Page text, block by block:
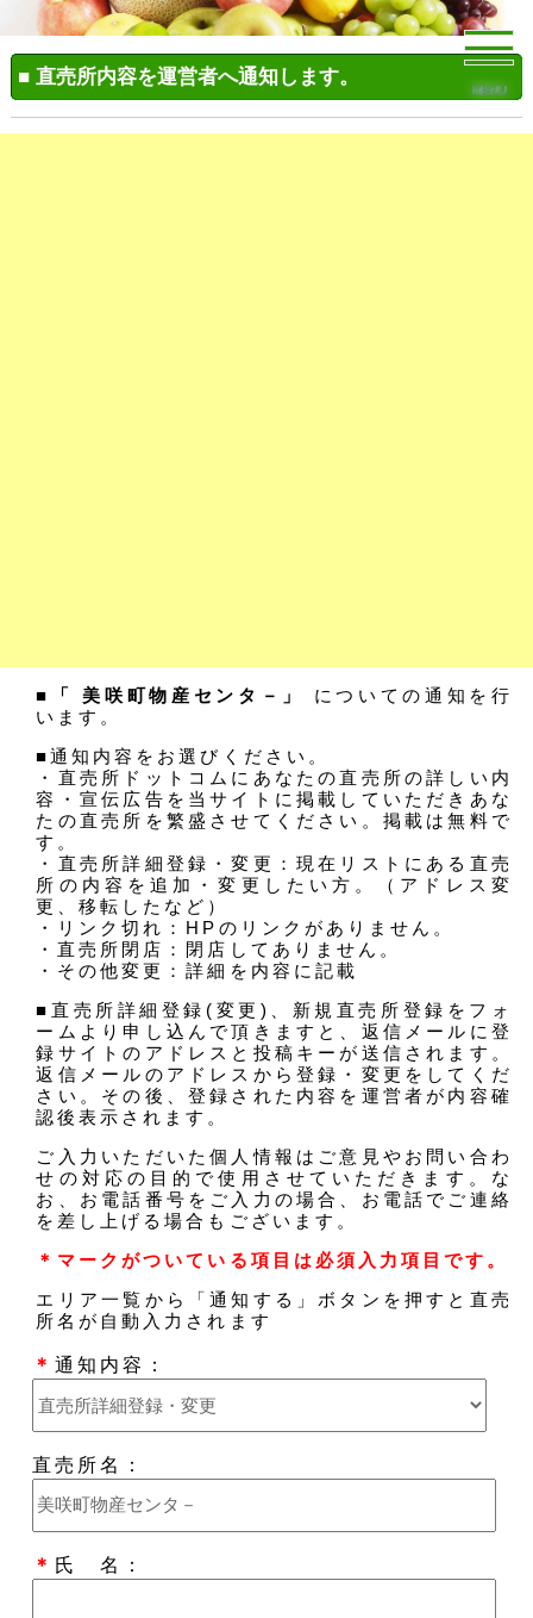
MENU
■ 直売所内容を運営者へ通知します。
■「 美咲町物産センタ－」 についての通知を行
います。
■通知内容をお選びください。
・直売所ドットコムにあなたの直売所の詳しい内
容・宣伝広告を当サイトに掲載していただきあな
たの直売所を繁盛させてください。掲載は無料で
す。
・直売所詳細登録・変更：現在リストにある直売
所の内容を追加・変更したい方。（アドレス変
更、移転したなど）
・リンク切れ：HPのリンクがありません。
・直売所閉店：閉店してありません。
・その他変更：詳細を内容に記載
■直売所詳細登録(変更)、新規直売所登録をフォ
ームより申し込んで頂きますと、返信メールに登
録サイトのアドレスと投稿キーが送信されます。
返信メールのアドレスから登録・変更をしてくだ
さい。その後、登録された内容を運営者が内容確
認後表示されます。
ご入力いただいた個人情報はご意見やお問い合わ
せの対応の目的で使用させていただきます。な
お、お電話番号をご入力の場合、お電話でご連絡
を差し上げる場合もございます。
＊マークがついている項目は必須入力項目です。
エリア一覧から「通知する」ボタンを押すと直売
所名が自動入力されます
＊通知内容：
直売所名：
＊ 氏 名：